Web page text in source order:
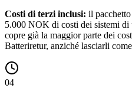
Costi di terzi inclusi: il
5.000 NOK di costi dei sistemi di
copre già la maggior parte dei
Batteriretur, anziché lasciarli
04